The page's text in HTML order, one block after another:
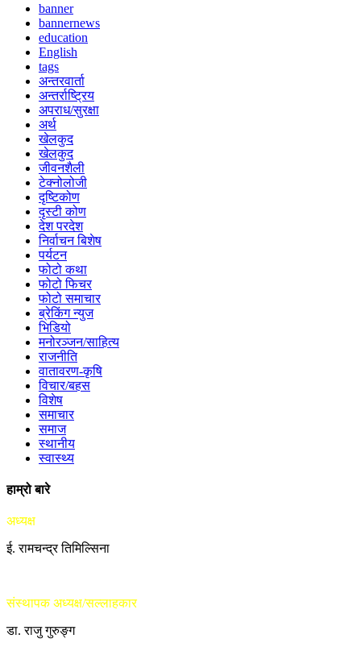
banner
bannernews
education
English
tags
अन्तरवार्ता
अन्तर्राष्ट्रिय
अपराध/सुरक्षा
अर्थ
खेलकुद
खेलकुद
जीवनशैली
टेक्नोलोजी
दृष्टिकोण
दृस्टी कोण
देश परदेश
निर्वाचन बिशेष
पर्यटन
फोटो कथा
फोटो फिचर
फोटो समाचार
ब्रेकिंग न्युज
भिडियो
मनोरञ्जन/साहित्य
राजनीति
वातावरण-कृषि
विचार/बहस
विशेष
समाचार
समाज
स्थानीय
स्वास्थ्य
हाम्रो बारे
अध्यक्ष
ई. रामचन्द्र तिमिल्सिना
संस्थापक अध्यक्ष/सल्लाहकार
डा. राजु गुरुङ्ग